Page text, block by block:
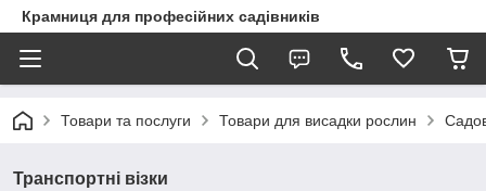
Крамниця для професійних садівників
Товари та послуги Товари для висадки рослин
Транспортні візки